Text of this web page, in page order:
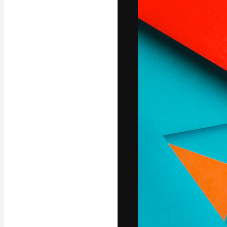
La plataforma
trabajo. Más
entre
estudios.
Español
Copyright © 2010-